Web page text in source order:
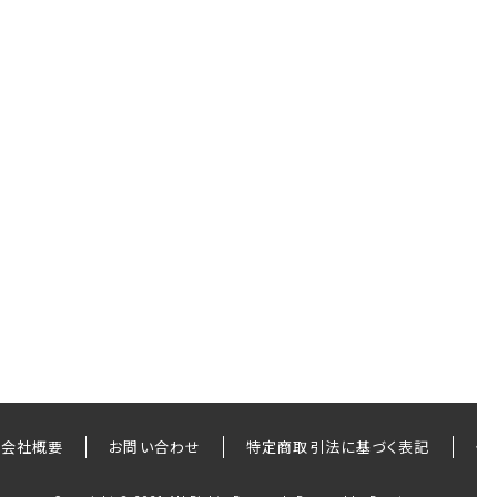
会社概要 お問い合わせ 特定商取引法に基づく表記